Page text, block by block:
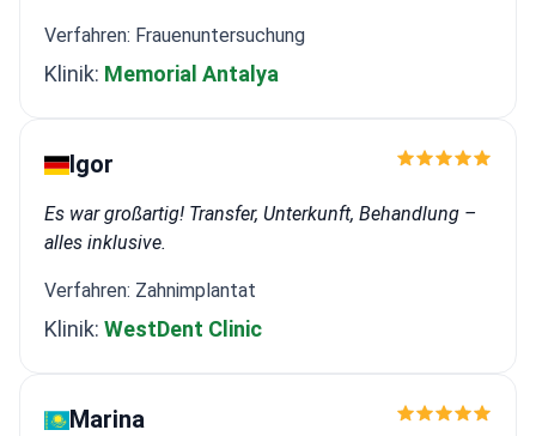
Verfahren: Frauenuntersuchung
Klinik: Memorial Antalya
Igor
Es war großartig! Transfer, Unterkunft, Behandlung –
alles inklusive.
Verfahren: Zahnimplantat
Klinik: WestDent Clinic
Marina